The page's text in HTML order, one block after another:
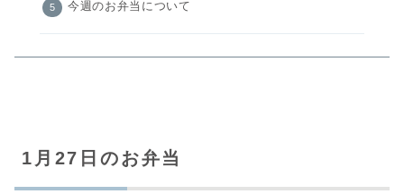
今週のお弁当について
1月27日のお弁当